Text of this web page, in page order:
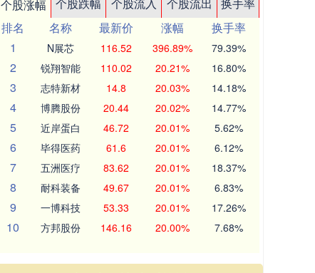
个股涨幅
排名
名称 最新价 涨幅
换手率
1
N展芯 116.52 396.89% 79.39%
2 锐翔智能 110.02 20.21% 16.80%
3 志特新材 14.8 20.03% 14.18%
4 博腾股份 20.44 20.02% 14.77%
5 近岸蛋白 46.72 20.01% 5.62%
6 毕得医药 61.6 20.01% 6.12%
7 五洲医疗 83.62 20.01% 18.37%
8 耐科装备 49.67 20.01% 6.83%
9 一博科技 53.33 20.01% 17.26%
10 方邦股份 146.16 20.00% 7.68%